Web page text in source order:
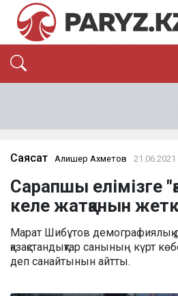
ЭКОНОМИКА
ОҚИҒА
News
Саясат Алишер Ахметов 21.06.2021
Сарапшы елімізге
келе жатқанын
Марат Шибұтов демографиялық
қазақстандықтар санының күрт
деп санайтынын айтты.